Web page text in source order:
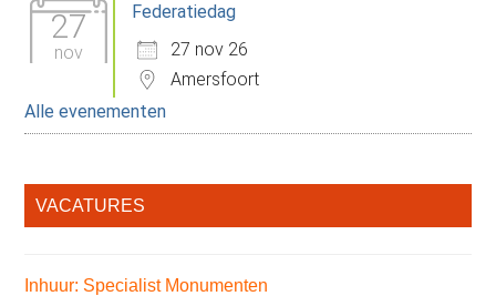
27
nov
Federatiedag
27 nov 26
Amersfoort
Alle evenementen
VACATURES
Inhuur: Specialist Monumenten